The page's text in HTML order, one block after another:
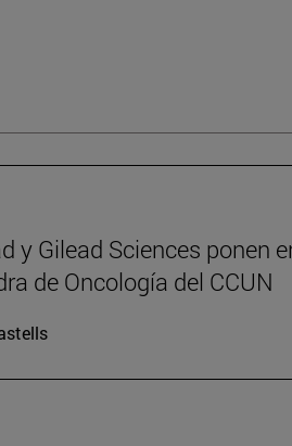
y Gilead Sciences ponen
de Oncología del CCUN